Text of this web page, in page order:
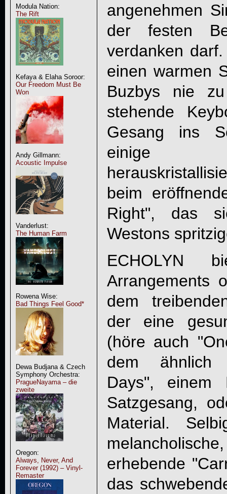
Modula Nation:
The Rift
Kefaya & Elaha Soroor:
Our Freedom Must Be
Won
Andy Gillmann:
Acoustic Impulse
Vanderlust:
The Human Farm
Rowena Wise:
Bad Things Feel Good*
Dewa Budjana & Czech
Symphony Orchestra:
PragueNayama – die
zweite
Oregon:
Always, Never, And
Forever (1992) – Vinyl-
Remaster
angenehmen
der festen
verdanken
einen warmen
Buzbys nie
stehende
Gesang ins
einige
beim
Right", das
Westons
ECHOLYN
Arrangements
dem
der eine
(höre auch
dem ähnlich
Days", einem
Satzgesang,
Material.
erhebende
das